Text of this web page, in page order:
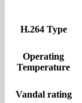
H.264 Type
Operating
Temperature
Vandal rating